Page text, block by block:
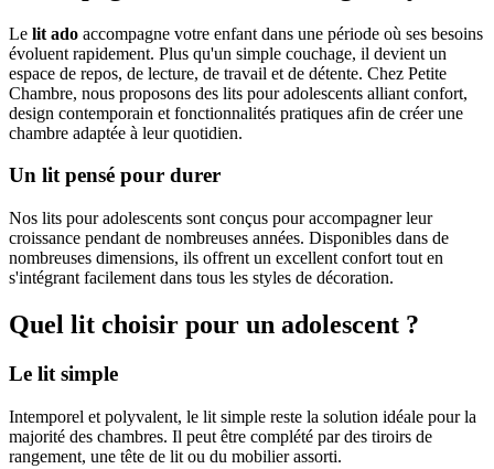
Le lit ado accompagne votre enfant dans une période où ses besoins
évoluent rapidement. Plus qu'un simple couchage, il devient un
espace de repos, de lecture, de travail et de détente. Chez Petite
Chambre, nous proposons des lits pour adolescents alliant confort,
design contemporain et fonctionnalités pratiques afin de créer une
chambre adaptée à leur quotidien.
Un lit pensé pour durer
Nos lits pour adolescents sont conçus pour accompagner leur
croissance pendant de nombreuses années. Disponibles dans de
nombreuses dimensions, ils offrent un excellent confort tout en
s'intégrant facilement dans tous les styles de décoration.
Quel lit choisir pour un adolescent ?
Le lit simple
Intemporel et polyvalent, le lit simple reste la solution idéale pour la
majorité des chambres. Il peut être complété par des tiroirs de
rangement, une tête de lit ou du mobilier assorti.